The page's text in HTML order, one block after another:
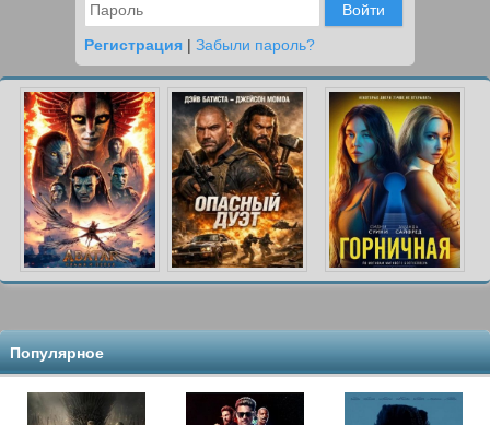
Войти
Регистрация | Забыли пароль?
Популярное